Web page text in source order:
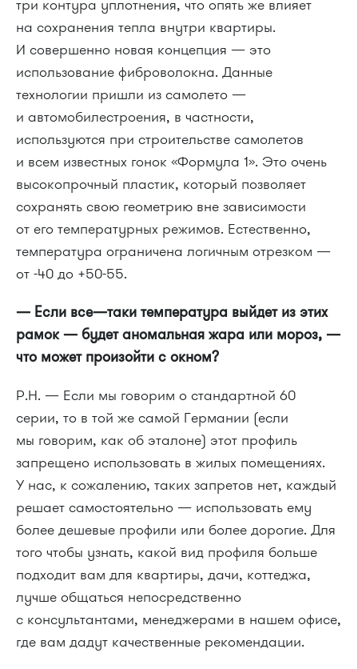
три контура уплотнения, что опять же влияет
на сохранения тепла внутри квартиры.
И совершенно новая концепция — это
использование фиброволокна. Данные
технологии пришли из самолето —
и автомобилестроения, в частности,
используются при строительстве самолетов
и всем известных гонок «Формула 1». Это очень
высокопрочный пластик, который позволяет
сохранять свою геометрию вне зависимости
от его температурных режимов. Естественно,
температура ограничена логичным отрезком —
от -40 до +50-55.
— Если все—таки температура выйдет из этих
рамок — будет аномальная жара или мороз, —
что может произойти с окном?
Р.Н. — Если мы говорим о стандартной 60
серии, то в той же самой Германии (если
мы говорим, как об эталоне) этот профиль
запрещено использовать в жилых помещениях.
У нас, к сожалению, таких запретов нет, каждый
решает самостоятельно — использовать ему
более дешевые профили или более дорогие. Для
того чтобы узнать, какой вид профиля больше
подходит вам для квартиры, дачи, коттеджа,
лучше общаться непосредственно
с консультантами, менеджерами в нашем офисе,
где вам дадут качественные рекомендации.